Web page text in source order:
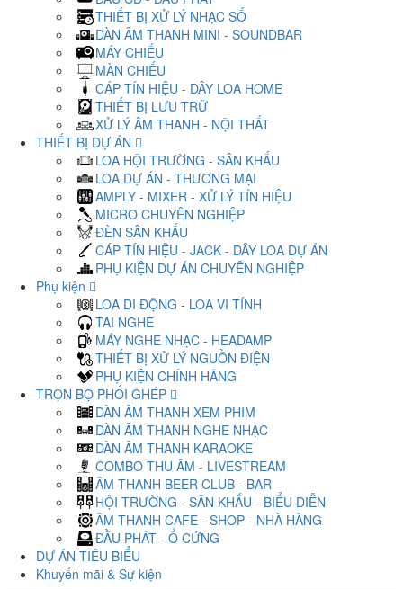
THIẾT BỊ XỬ LÝ NHẠC SỐ
DÀN ÂM THANH MINI - SOUNDBAR
MÁY CHIẾU
MÀN CHIẾU
CÁP TÍN HIỆU - DÂY LOA HOME
THIẾT BỊ LƯU TRỮ
XỬ LÝ ÂM THANH - NỘI THẤT
THIẾT BỊ DỰ ÁN
LOA HỘI TRƯỜNG - SÂN KHẤU
LOA DỰ ÁN - THƯƠNG MẠI
AMPLY - MIXER - XỬ LÝ TÍN HIỆU
MICRO CHUYÊN NGHIỆP
ĐÈN SÂN KHẤU
CÁP TÍN HIỆU - JACK - DÂY LOA DỰ ÁN
PHỤ KIỆN DỰ ÁN CHUYÊN NGHIỆP
Phụ kiện
LOA DI ĐỘNG - LOA VI TÍNH
TAI NGHE
MÁY NGHE NHẠC - HEADAMP
THIẾT BỊ XỬ LÝ NGUỒN ĐIỆN
PHỤ KIỆN CHÍNH HÃNG
TRỌN BỘ PHỐI GHÉP
DÀN ÂM THANH XEM PHIM
DÀN ÂM THANH NGHE NHẠC
DÀN ÂM THANH KARAOKE
COMBO THU ÂM - LIVESTREAM
ÂM THANH BEER CLUB - BAR
HỘI TRƯỜNG - SÂN KHẤU - BIỂU DIỄN
ÂM THANH CAFE - SHOP - NHÀ HÀNG
ĐẦU PHÁT - Ổ CỨNG
DỰ ÁN TIÊU BIỂU
Khuyến mãi & Sự kiện